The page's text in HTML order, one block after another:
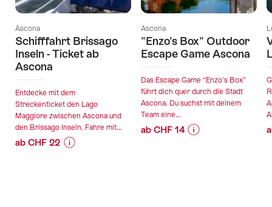
Ascona
Schifffahrt Brissago
Inseln - Ticket ab
Ascona
Entdecke mit dem
Streckenticket den Lago
Maggiore zwischen Ascona und
den Brissago Inseln. Fahre mit...
ab CHF 22
Ascona
"Enzo's Box" Outdoor
Escape Game Ascona
Das Escape Game “Enzo's Box”
führt dich quer durch die Stadt
Ascona. Du suchst mit deinem
Team eine...
ab CHF 14